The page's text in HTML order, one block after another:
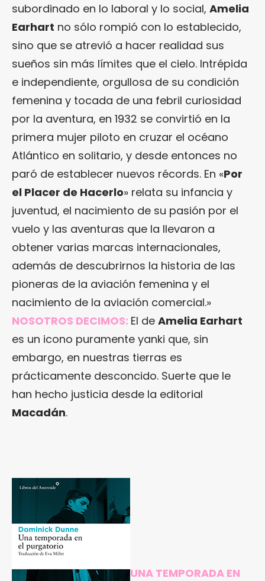
subordinado en lo laboral y lo social, Amelia
Earhart no sólo rompió con lo establecido,
sino que se atrevió a hacer realidad sus
sueños sin más límites que el cielo. Intrépida
e independiente, orgullosa de su condición
femenina y tocada de una febril curiosidad
por la aventura, en 1932 se convirtió en la
primera mujer piloto en cruzar el océano
Atlántico en solitario, y desde entonces no
paró de establecer nuevos récords. En «Por
el Placer de Hacerlo» relata su infancia y
juventud, el nacimiento de su pasión por el
vuelo y las aventuras que la llevaron a
obtener varias marcas internacionales,
además de descubrirnos la historia de las
pioneras de la aviación femenina y el
nacimiento de la aviación comercial.»
NOSOTROS DECIMOS: El de Amelia Earhart
es un icono puramente yanki que, sin
embargo, en nuestras tierras es
prácticamente desconcido. Suerte que le
han hecho justicia desde la editorial
Macadán.
UNA TEMPORADA EN